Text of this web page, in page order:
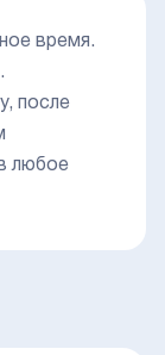
время.
после
любое